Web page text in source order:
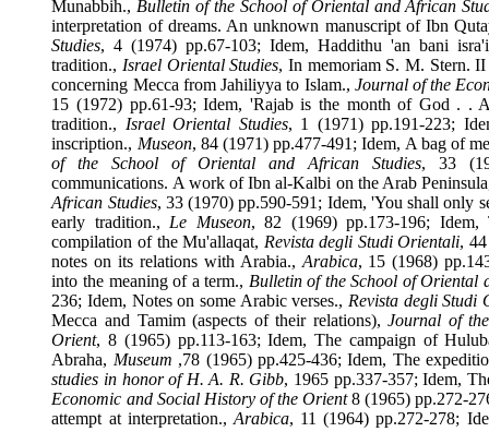
Munabbih.,Bulletin of the School of Oriental and African
interpretation of dreams. An unknown manuscript of Ibn
Studies , 4 (1974) pp.67-103; Idem, Haddithu 'an bani
tradition.,Israel Oriental Studies, In memoriam S. M.
concerningMeccafrom Jahiliyya to Islam.,Journal of the
15 (1972) pp.61-93; Idem, 'Rajab is the month of God
tradition.,Israel Oriental Studies
, 1 (1971) pp.191-
inscription.,Museon, 84 (1971) pp.477-491; Idem, A bag
of the School of Oriental and African Studies, 33
communications. A work of Ibn al-Kalbi on theArab
African Studies, 33 (1970) pp.590-591; Idem, 'You shall
early tradition., Le Museon, 82 (1969) pp.173-196;
compilation of the Mu'allaqat,Revista degli Studi Orientali,
notes on its relations with Arabia.,Arabica, 15 (1968)
into the meaning of a term.,Bulletin of the School of
236; Idem, Notes on some Arabic verses.,Revista degli
Mecca and Tamim (aspects of their relations),Journal of
Orient , 8 (1965) pp.113-163; Idem, The campaign of
Abraha,Museum,78 (1965) pp.425-436; Idem, The
studies in honor of H. A. R. Gibb, 1965 pp.337-357;
Economic and Social History of the Orient8 (1965)
attempt at interpretation.,Arabica, 11 (1964) pp.272-